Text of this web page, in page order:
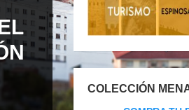
COLECCIÓN